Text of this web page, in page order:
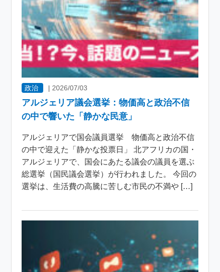
政治 | 2026/07/03
アルジェリア議会選挙：物価高と政治不信
の中で響いた「静かな民意」
アルジェリアで国会議員選挙 物価高と政治不信
の中で迎えた「静かな投票日」 北アフリカの国・
アルジェリアで、国会にあたる議会の議員を選ぶ
総選挙（国民議会選挙）が行われました。 今回の
選挙は、生活費の高騰に苦しむ市民の不満や […]